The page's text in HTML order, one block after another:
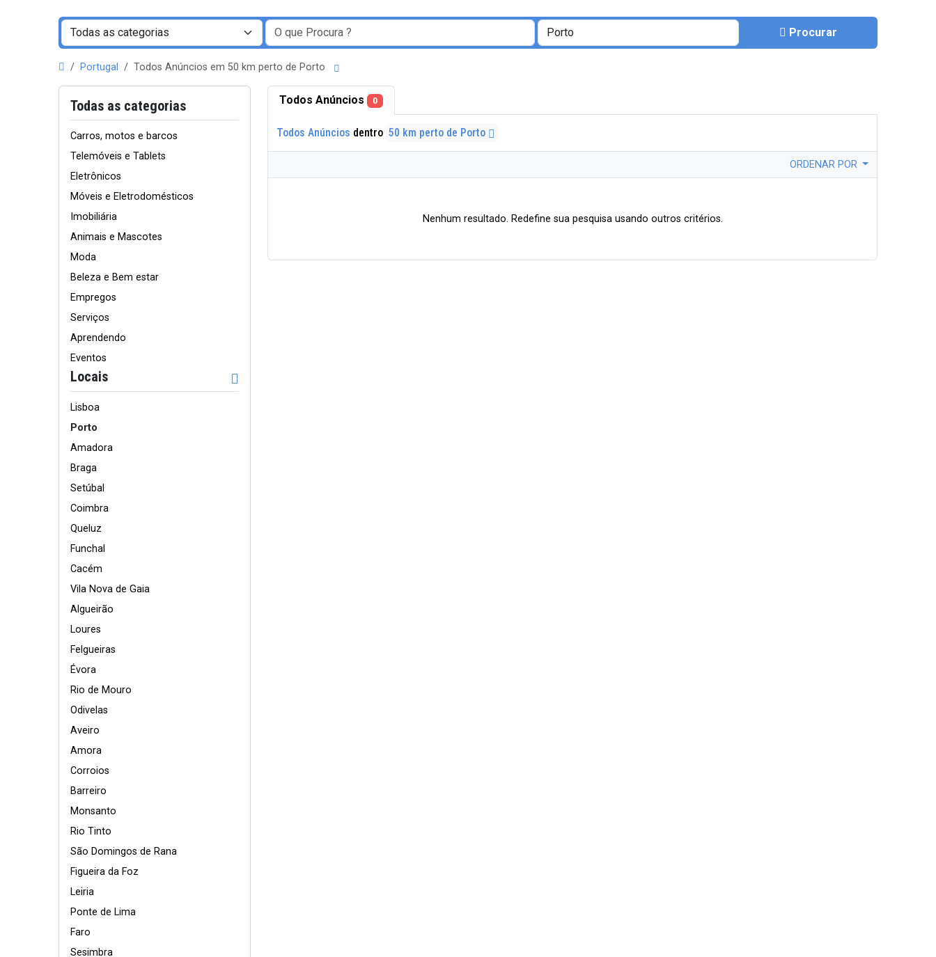
Procurar
Portugal Todos Anúncios em 50 km perto de Porto
Todas as categorias
Carros, motos e barcos
Telemóveis e Tablets
Eletrônicos
Móveis e Eletrodomésticos
Imobiliária
Animais e Mascotes
Moda
Beleza e Bem estar
Empregos
Serviços
Aprendendo
Eventos
Locais
Lisboa
Porto
Amadora
Braga
Setúbal
Coimbra
Queluz
Funchal
Cacém
Vila Nova de Gaia
Algueirão
Loures
Felgueiras
Évora
Rio de Mouro
Odivelas
Aveiro
Amora
Corroios
Barreiro
Monsanto
Rio Tinto
São Domingos de Rana
Figueira da Foz
Leiria
Ponte de Lima
Faro
Sesimbra
Todos Anúncios 0
Todos Anúncios dentro 50 km perto de Porto
ORDENAR POR
Nenhum resultado. Redefine sua pesquisa usando outros critérios.